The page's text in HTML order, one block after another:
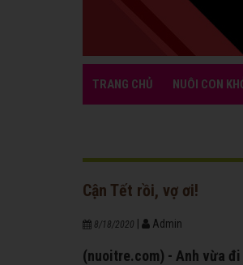
TRANG CHỦ NUÔI CON
Cận Tết rồi, vợ ơi!
8/18/2020 Admin
(nuoitre.com) - Anh vừa đi